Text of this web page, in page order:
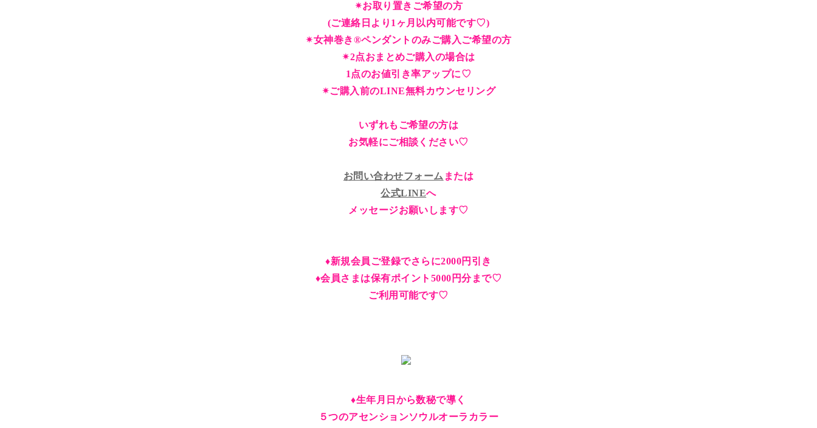
✴︎お取り置きご希望の方
(ご連絡日より1ヶ月以内可能です♡)
✴︎女神巻き®︎ペンダントのみご購入ご希望の方
✴︎2点おまとめご購入の場合は
1点のお値引き率アップに♡
✴︎ご購入前のLINE無料カウンセリング
いずれもご希望の方は
お気軽にご相談ください♡
お問い合わせフォーム または
公式LINEへ
メッセージお願いします♡
♦︎新規会員ご登録でさらに2000円引き
♦︎会員さまは保有ポイント5000円分まで♡
ご利用可能です♡
♦︎生年月日から数秘で導く
５つのアセンションソウルオーラカラー